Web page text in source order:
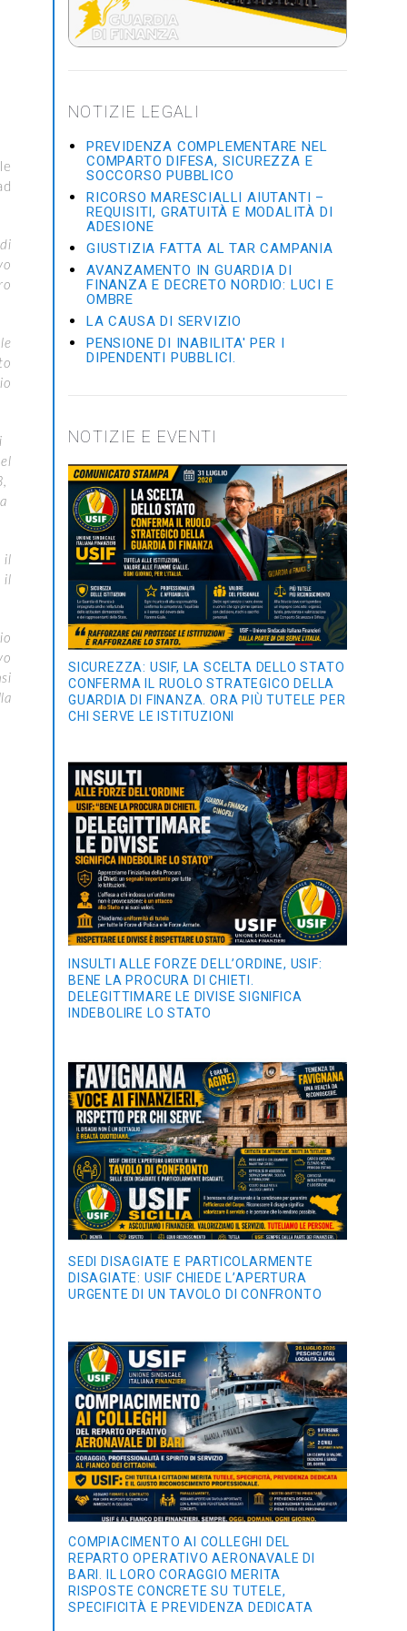
il
il
NOTIZIE LEGALI
PREVIDENZA COMPLEMENTARE NEL
COMPARTO DIFESA, SICUREZZA E
SOCCORSO PUBBLICO
RICORSO MARESCIALLI AIUTANTI –
REQUISITI, GRATUITÀ E MODALITÀ DI
ADESIONE
GIUSTIZIA FATTA AL TAR CAMPANIA
AVANZAMENTO IN GUARDIA DI
FINANZA E DECRETO NORDIO: LUCI E
OMBRE
LA CAUSA DI SERVIZIO
PENSIONE DI INABILITA' PER I
DIPENDENTI PUBBLICI.
NOTIZIE E EVENTI
SICUREZZA: USIF, LA SCELTA DELLO STATO
CONFERMA IL RUOLO STRATEGICO DELLA
GUARDIA DI FINANZA. ORA PIÙ TUTELE PER
CHI SERVE LE ISTITUZIONI
INSULTI ALLE FORZE DELL’ORDINE, USIF:
BENE LA PROCURA DI CHIETI.
DELEGITTIMARE LE DIVISE SIGNIFICA
INDEBOLIRE LO STATO
SEDI DISAGIATE E PARTICOLARMENTE
DISAGIATE: USIF CHIEDE L’APERTURA
URGENTE DI UN TAVOLO DI CONFRONTO
COMPIACIMENTO AI COLLEGHI DEL
REPARTO OPERATIVO AERONAVALE DI
BARI. IL LORO CORAGGIO MERITA
RISPOSTE CONCRETE SU TUTELE,
SPECIFICITÀ E PREVIDENZA DEDICATA